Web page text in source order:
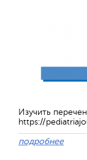
Изучить
https://
подробнее